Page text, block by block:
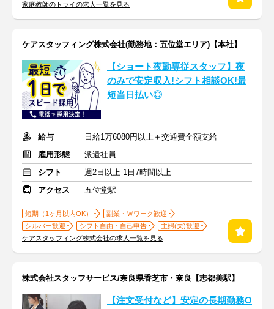
家庭教師のトライの求人一覧を見る
ケアスタッフィング株式会社(勤務地：五位堂エリア)【本社】
【ショート夜勤専従スタッフ】夜
のみで安定収入!シフト相談OK!最
短当日払い◎
給与
日給1万6080円以上＋交通費全額支給
雇用形態
派遣社員
シフト
週2日以上 1日7時間以上
アクセス
五位堂駅
短期（1ヶ月以内OK）
副業・Ｗワーク歓迎
シルバー歓迎
シフト自由・自己申告
主婦(夫)歓迎
ケアスタッフィング株式会社の求人一覧を見る
株式会社スタッフサービス/奈良県香芝市・奈良【志都美駅】
【注文受付など】安定の長期勤務O